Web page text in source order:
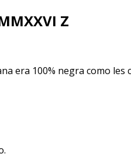
Z
era 100% negra como les